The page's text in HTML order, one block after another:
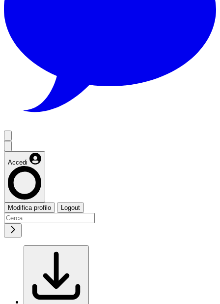
Accedi
Modifica profilo Logout